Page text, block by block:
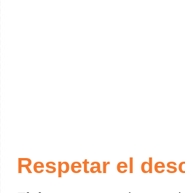
Respetar el